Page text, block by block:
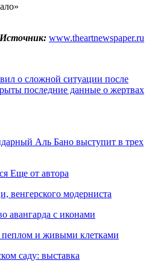
Источник: www.theartnewspaper.ru
о сложной ситуации после
последние данные о жертвах
Аль Бано выступит в трех
Еще от автора
венгерского модерниста
авангарда с иконами
и живыми клетками
саду: выставка